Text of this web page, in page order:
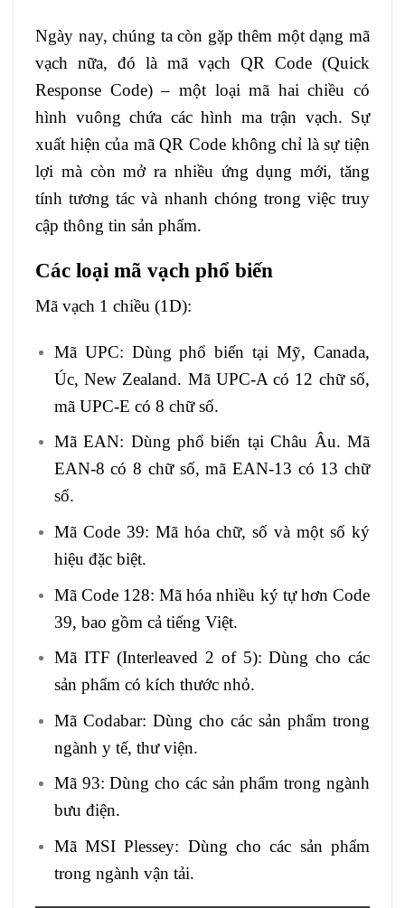
Ngày nay, chúng ta còn gặp thêm một dạng mã
vạch nữa, đó là mã vạch QR Code (Quick
Response Code) – một loại mã hai chiều có
hình vuông chứa các hình ma trận vạch. Sự
xuất hiện của mã QR Code không chỉ là sự tiện
lợi mà còn mở ra nhiều ứng dụng mới, tăng
tính tương tác và nhanh chóng trong việc truy
cập thông tin sản phẩm.
Các loại mã vạch phổ biến
Mã vạch 1 chiều (1D):
Mã UPC: Dùng phổ biến tại Mỹ, Canada,
Úc, New Zealand. Mã UPC-A có 12 chữ số,
mã UPC-E có 8 chữ số.
Mã EAN: Dùng phổ biến tại Châu Âu. Mã
EAN-8 có 8 chữ số, mã EAN-13 có 13 chữ
số.
Mã Code 39: Mã hóa chữ, số và một số ký
hiệu đặc biệt.
Mã Code 128: Mã hóa nhiều ký tự hơn Code
39, bao gồm cả tiếng Việt.
Mã ITF (Interleaved 2 of 5): Dùng cho các
sản phẩm có kích thước nhỏ.
Mã Codabar: Dùng cho các sản phẩm trong
ngành y tế, thư viện.
Mã 93: Dùng cho các sản phẩm trong ngành
bưu điện.
Mã MSI Plessey: Dùng cho các sản phẩm
trong ngành vận tải.